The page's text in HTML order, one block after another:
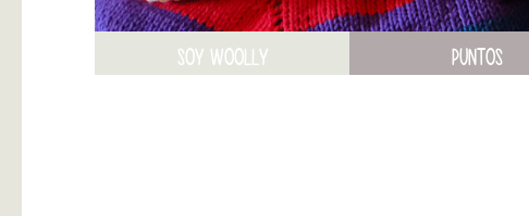
SOY WOOLLY PUNTOS